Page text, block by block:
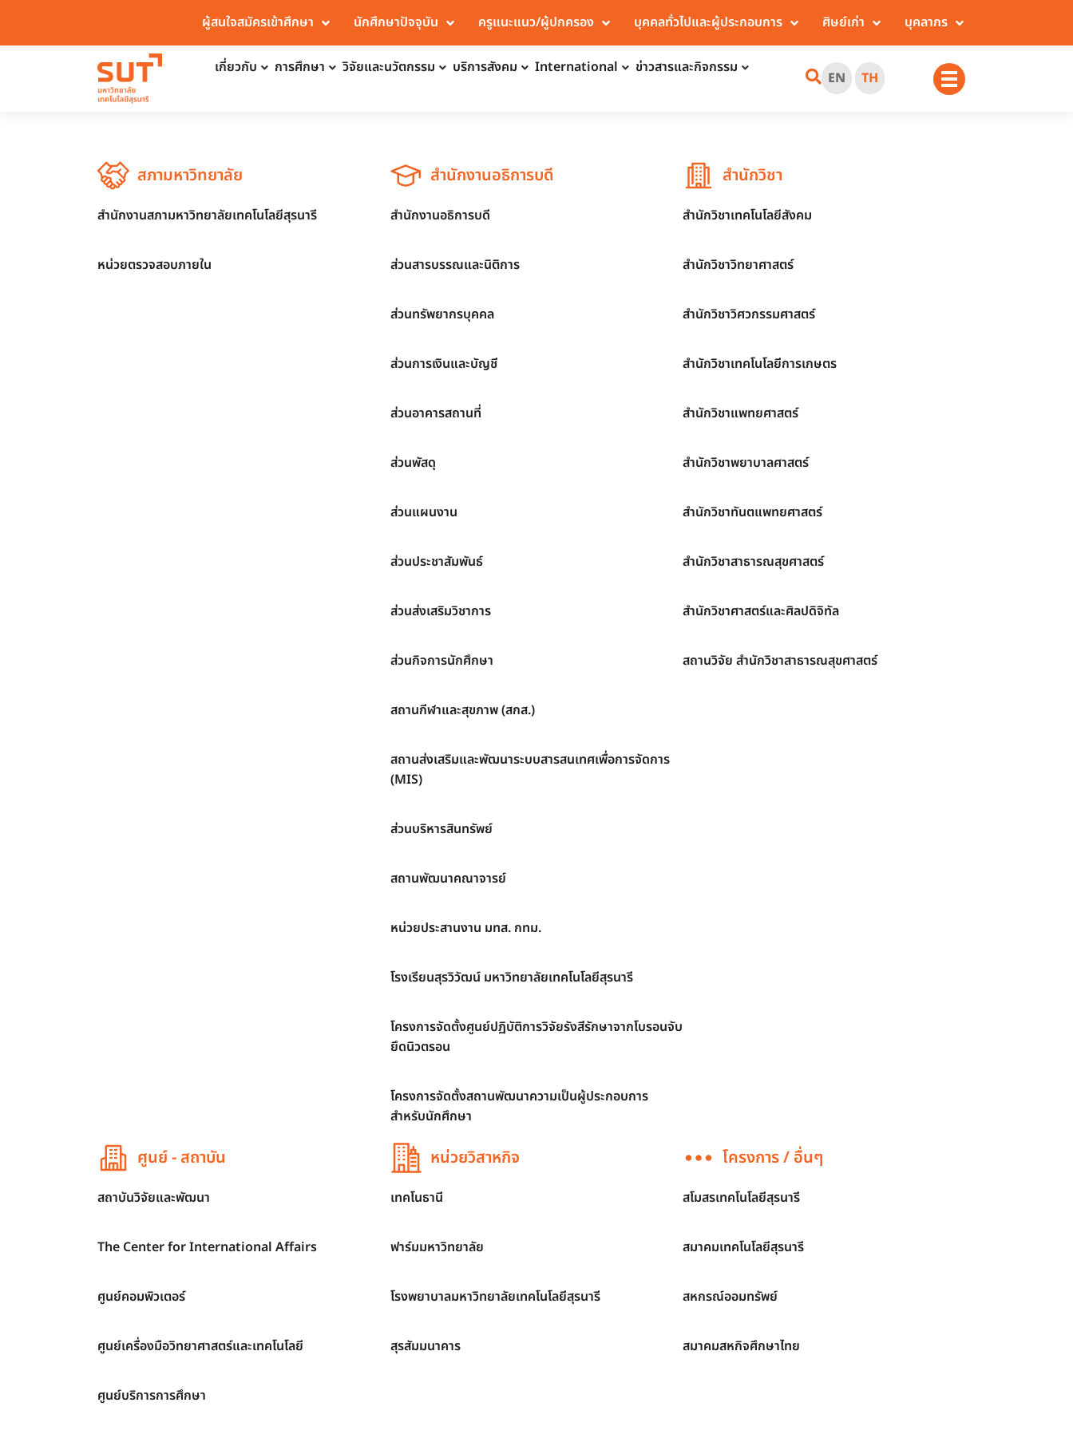
ผู้สนใจสมัครเข้าศึกษา นักศึกษาปัจจุบัน ครูแนะแนว/ผู้ปกครอง บุคคลทั่วไปและผู้ประกอบการ ศิษย์เก่า บุคลากร
เกี่ยวกับ การศึกษา วิจัยและนวัตกรรม บริการสังคม International ข่าวสารและกิจกรรม
EN TH
สภามหาวิทยาลัย
สำนักงานสภามหาวิทยาลัยเทคโนโลยีสุรนารี
หน่วยตรวจสอบภายใน
สำนักงานอธิการบดี
สำนักงานอธิการบดี
ส่วนสารบรรณและนิติการ
ส่วนทรัพยากรบุคคล
ส่วนการเงินและบัญชี
ส่วนอาคารสถานที่
ส่วนพัสดุ
ส่วนแผนงาน
ส่วนประชาสัมพันธ์
ส่วนส่งเสริมวิชาการ
ส่วนกิจการนักศึกษา
สถานกีฬาและสุขภาพ (สกส.)
สถานส่งเสริมและพัฒนาระบบสารสนเทศเพื่อการจัดการ
(MIS)
ส่วนบริหารสินทรัพย์
สถานพัฒนาคณาจารย์
หน่วยประสานงาน มทส. กทม.
โรงเรียนสุรวิวัฒน์ มหาวิทยาลัยเทคโนโลยีสุรนารี
โครงการจัดตั้งศูนย์ปฏิบัติการวิจัยรังสีรักษาจากโบรอนจับ
ยึดนิวตรอน
โครงการจัดตั้งสถานพัฒนาความเป็นผู้ประกอบการ
สำหรับนักศึกษา
สำนักวิชา
สำนักวิชาเทคโนโลยีสังคม
สำนักวิชาวิทยาศาสตร์
สำนักวิชาวิศวกรรมศาสตร์
สำนักวิชาเทคโนโลยีการเกษตร
สำนักวิชาแพทยศาสตร์
สำนักวิชาพยาบาลศาสตร์
สำนักวิชาทันตแพทยศาสตร์
สำนักวิชาสาธารณสุขศาสตร์
สำนักวิชาศาสตร์และศิลปดิจิทัล
สถานวิจัย สำนักวิชาสาธารณสุขศาสตร์
ศูนย์ - สถาบัน
สถาบันวิจัยและพัฒนา
The Center for International Affairs
ศูนย์คอมพิวเตอร์
ศูนย์เครื่องมือวิทยาศาสตร์และเทคโนโลยี
ศูนย์บริการการศึกษา
หน่วยวิสาหกิจ
เทคโนธานี
ฟาร์มมหาวิทยาลัย
โรงพยาบาลมหาวิทยาลัยเทคโนโลยีสุรนารี
สุรสัมมนาคาร
โครงการ / อื่นๆ
สโมสรเทคโนโลยีสุรนารี
สมาคมเทคโนโลยีสุรนารี
สหกรณ์ออมทรัพย์
สมาคมสหกิจศึกษาไทย